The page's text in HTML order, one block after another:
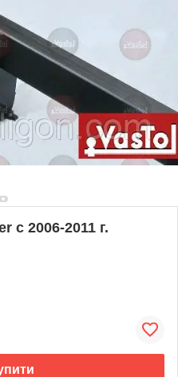
c 2006-2011 г.